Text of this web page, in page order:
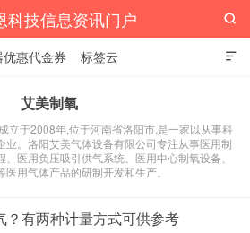
技信息资讯门户

惠代金券 标签云

艾美制氧
立于2008年,位于河南省洛阳市,是一家以从事科
业。洛阳艾美气体设备有限公司专注从事医用制
医用负压吸引供气系统、医用中心制氧设备、
用气体产品的研制开发和生产。
？有两种计量方式可供参考